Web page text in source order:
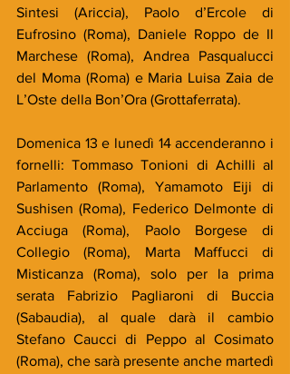
Sintesi (Ariccia), Paolo d’Ercole di
Eufrosino (Roma), Daniele Roppo de Il
Marchese (Roma), Andrea Pasqualucci
del Moma (Roma) e Maria Luisa Zaia de
L’Oste della Bon’Ora (Grottaferrata).
Domenica 13 e lunedì 14 accenderanno i
fornelli: Tommaso Tonioni di Achilli al
Parlamento (Roma), Yamamoto Eiji di
Sushisen (Roma), Federico Delmonte di
Acciuga (Roma), Paolo Borgese di
Collegio (Roma), Marta Maffucci di
Misticanza (Roma), solo per la prima
serata Fabrizio Pagliaroni di Buccia
(Sabaudia), al quale darà il cambio
Stefano Caucci di Peppo al Cosimato
(Roma), che sarà presente anche martedì